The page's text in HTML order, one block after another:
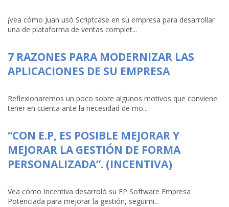
¡Vea cómo Juan usó Scriptcase en su empresa para desarrollar
una de plataforma de ventas complet...
7 RAZONES PARA MODERNIZAR LAS
APLICACIONES DE SU EMPRESA
Reflexionaremos un poco sobre algunos motivos que conviene
tener en cuenta ante la necesidad de mo...
“CON E.P, ES POSIBLE MEJORAR Y
MEJORAR LA GESTIÓN DE FORMA
PERSONALIZADA”. (INCENTIVA)
Vea cómo Incentiva desarroló su EP Software Empresa
Potenciada para mejorar la gestión, seguimi...